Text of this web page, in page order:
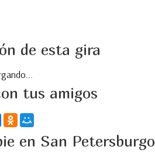
de esta gira
tus amigos
en San Petersburgo